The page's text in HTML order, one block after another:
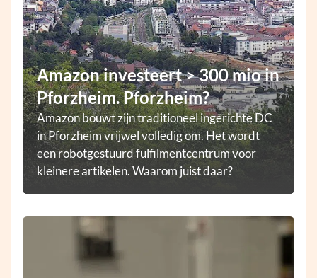
Amazon investeert > 300 mio in
Pforzheim. Pforzheim?
Amazon bouwt zijn traditioneel ingerichte DC
in Pforzheim vrijwel volledig om. Het wordt
een robotgestuurd fulfilmentcentrum voor
kleinere artikelen. Waarom juist daar?